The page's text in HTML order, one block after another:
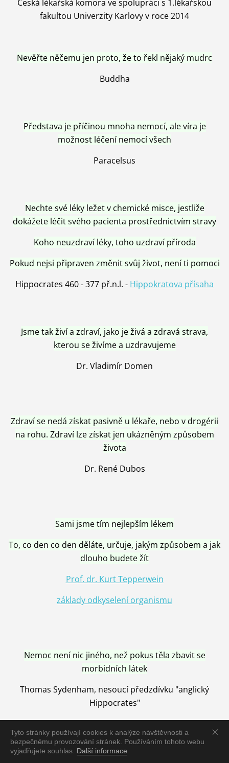
Tyto stránky používají cookies k analýze návštěvnosti a
bezpečnému provozování stránek. Používáním tohoto webu
vyjadřujete souhlas. Další informace
Česká lékařská komora ve spolupráci s 1.lékařskou
fakultou Univerzity Karlovy v roce 2014
Nevěřte něčemu jen proto, že to řekl nějaký mudrc
Buddha
Představa je příčinou mnoha nemocí, ale víra je
možnost léčení nemocí všech
Paracelsus
Nechte své léky ležet v chemické misce, jestliže
dokážete léčit svého pacienta prostřednictvím stravy
Koho neuzdraví léky, toho uzdraví příroda
Pokud nejsi připraven změnit svůj život, není ti pomoci
Hippocrates 460 - 377 př.n.l. - Hippokratova přísaha
Jsme tak živí a zdraví, jako je živá a zdravá strava,
kterou se živíme a uzdravujeme
Dr. Vladimír Domen
Zdraví se nedá získat pasivně u lékaře, nebo v drogérii
na rohu. Zdraví lze získat jen ukázněným způsobem
života
Dr. René Dubos
Sami jsme tím nejlepším lékem
To, co den co den děláte, určuje, jakým způsobem a jak
dlouho budete žít
Prof. dr. Kurt Tepperwein
základy odkyselení organismu
Nemoc není nic jiného, než pokus těla zbavit se
morbidních látek
Thomas Sydenham, nesoucí předzdívku "anglický
Hippocrates"
Nemoc je vyléčena jen pomocí Přírody, neutralizací a